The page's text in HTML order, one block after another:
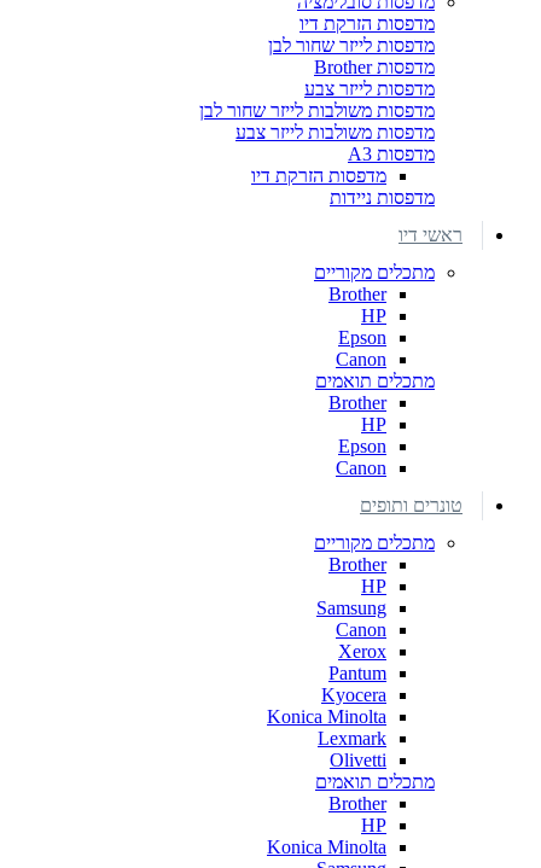
מדפסות הזרקת דיו
מדפסות לייזר שחור לבן
מדפסות Brother
מדפסות לייזר צבע
מדפסות משולבות לייזר שחור לבן
מדפסות משולבות לייזר צבע
מדפסות A3
מדפסות הזרקת דיו
מדפסות ניידות
ראשי דיו
מתכלים מקוריים
Brother
HP
Epson
Canon
מתכלים תואמים
Brother
HP
Epson
Canon
טונרים ותופים
מתכלים מקוריים
Brother
HP
Samsung
Canon
Xerox
Pantum
Kyocera
Konica Minolta
Lexmark
Olivetti
מתכלים תואמים
Brother
HP
Konica Minolta